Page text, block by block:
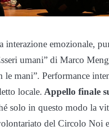
interazione emozionale,
umani” di Marco
le mani”. Performance
locale. Appello finale
solo in questo modo la
del Circolo Noi